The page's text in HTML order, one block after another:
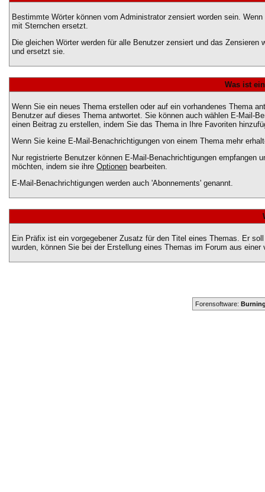
Bestimmte Wörter können vom Administrator zensiert worden sein.
mit Sternchen ersetzt.
Die gleichen Wörter werden für alle Benutzer zensiert und das
und ersetzt sie.
Was ist
Wenn Sie ein neues Thema erstellen oder auf ein vorhandenes Thema
Benutzer auf dieses Thema antwortet. Sie können auch wählen E-Mail-
einen Beitrag zu erstellen, indem Sie das Thema in Ihre Favoriten
Wenn Sie keine E-Mail-Benachrichtigungen von einem Thema mehr
Nur registrierte Benutzer können E-Mail-Benachrichtigungen
möchten, indem sie ihre Optionen bearbeiten.
E-Mail-Benachrichtigungen werden auch 'Abonnements' genannt.
Ein Präfix ist ein vorgegebener Zusatz für den Titel eines Themas. Er
wurden, können Sie bei der Erstellung eines Themas im Forum aus
Forensoftware: